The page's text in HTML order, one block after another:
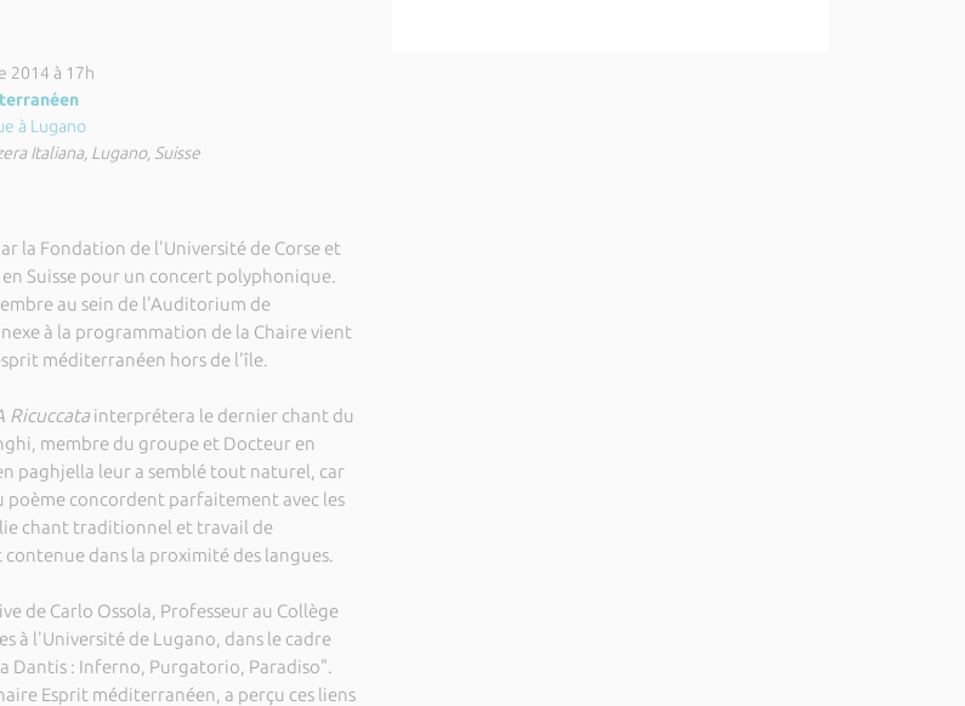
2014 à 17h
à Lugano
Italiana, Lugano, Suisse
la Fondation de l'Université de Corse et
en Suisse pour un concert polyphonique.
au sein de l'Auditorium de
à la programmation de la Chaire vient
méditerranéen hors de l'île.
Ricuccatainterprétera le dernier chant du
membre du groupe et Docteur en
paghjella leur a semblé tout naturel, car
poème concordent parfaitement avec les
chant traditionnel et travail de
dans la proximité des langues.
de Carlo Ossola, Professeur au Collège
à l'Université de Lugano, dans le cadre
Dantis : Inferno, Purgatorio, Paradiso".
Esprit méditerranéen, a perçu ces liens